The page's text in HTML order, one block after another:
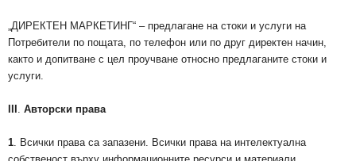
„ДИРЕКТЕН МАРКЕТИНГ“ – предлагане на стоки и услуги на
Потребители по пощата, по телефон или по друг директен начин,
както и допитване с цел проучване относно предлаганите стоки и
услуги.
. Авторски права
1. Всички права са запазени. Всички права на интелектуална